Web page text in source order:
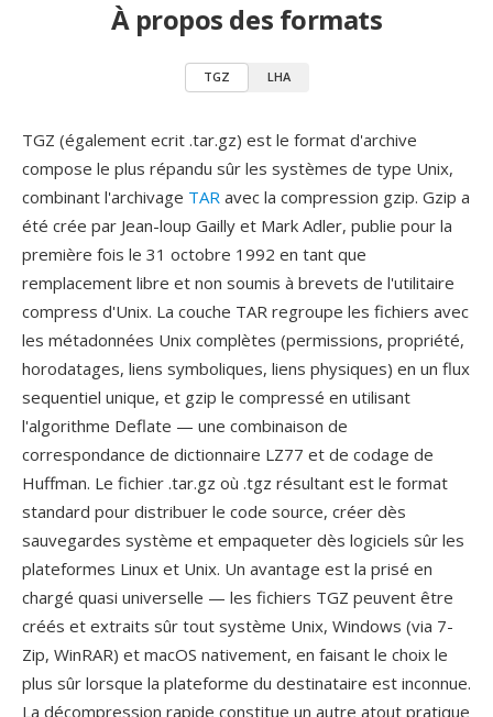
À propos des formats
TGZ LHA
TGZ (également ecrit .tar.gz) est le format d'archive
compose le plus répandu sûr les systèmes de type Unix,
combinant l'archivage TAR avec la compression gzip. Gzip a
été crée par Jean-loup Gailly et Mark Adler, publie pour la
première fois le 31 octobre 1992 en tant que
remplacement libre et non soumis à brevets de l'utilitaire
compress d'Unix. La couche TAR regroupe les fichiers avec
les métadonnées Unix complètes (permissions, propriété,
horodatages, liens symboliques, liens physiques) en un flux
sequentiel unique, et gzip le compressé en utilisant
l'algorithme Deflate — une combinaison de
correspondance de dictionnaire LZ77 et de codage de
Huffman. Le fichier .tar.gz où .tgz résultant est le format
standard pour distribuer le code source, créer dès
sauvegardes système et empaqueter dès logiciels sûr les
plateformes Linux et Unix. Un avantage est la prisé en
chargé quasi universelle — les fichiers TGZ peuvent être
créés et extraits sûr tout système Unix, Windows (via 7-
Zip, WinRAR) et macOS nativement, en faisant le choix le
plus sûr lorsque la plateforme du destinataire est inconnue.
La décompression rapide constitue un autre atout pratique